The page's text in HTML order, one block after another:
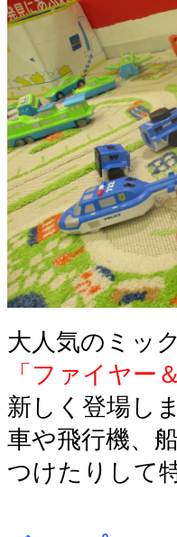
大人気のミッ
「ファイヤー
新しく登場し
車や飛行機、
つけたりして